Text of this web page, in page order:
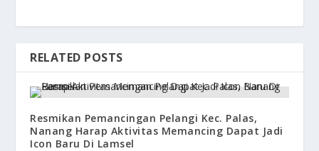
RELATED POSTS
Resmikan Pemancingan Pelangi Kec. Palas,
Nanang Harap Aktivitas Memancing Dapat Jadi
Icon Baru Di Lamsel